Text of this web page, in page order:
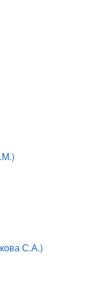
С.А.)